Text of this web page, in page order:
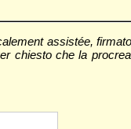
assistée,
chiesto che la